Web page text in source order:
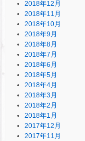
2018年12月
2018年11月
2018年10月
2018年9月
2018年8月
2018年7月
2018年6月
2018年5月
2018年4月
2018年3月
2018年2月
2018年1月
2017年12月
2017年11月